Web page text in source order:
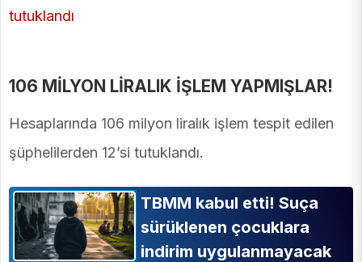
106 MİLYON LİRALIK İŞLEM YAPMIŞLAR!
Hesaplarında 106 milyon liralık işlem tespit edilen
şüphelilerden 12’si tutuklandı.
TBMM kabul etti! Suça
sürüklenen çocuklara
indirim uygulanmayacak